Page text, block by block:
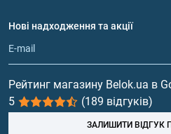
Обмін та повернення
Протеїн
Гейнери
Вітаміни та мінерали
Риб'ячий жир, жирні кислоти
Нові надходження та акції
Рейтинг магазину Belok.ua в
5
(189 відгуків)
ЗАЛИШИТИ ВІДГУК